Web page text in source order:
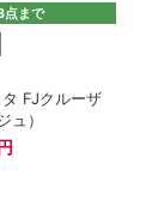
点まで
FJクルーザ
ュ）